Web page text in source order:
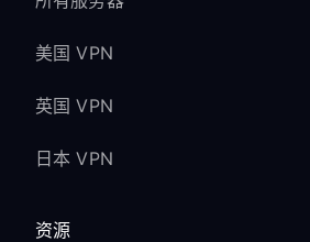
美国 VPN
英国 VPN
日本 VPN
资源